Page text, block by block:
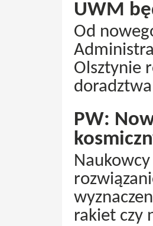
UWM
Od
Olsztynie
PW:
rakiet czy